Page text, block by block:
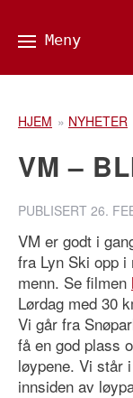
HJEM » NYHETER
VM –
PUBLISERT 26.
VM er godt i
fra Lyn Ski opp
menn. Se filmen
Lørdag med 30
Vi går fra
få en god plass
løypene. Vi står
innsiden av